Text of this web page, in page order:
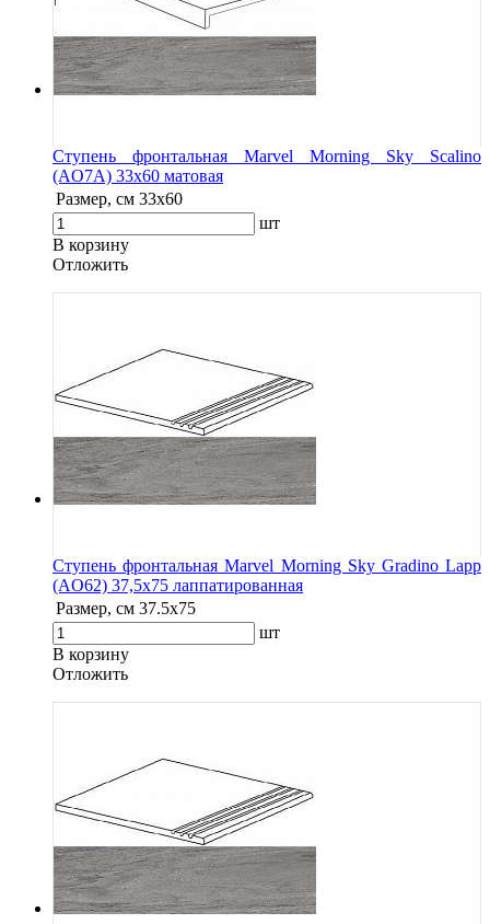
Ступень фронтальная Marvel Morning Sky Scalino
(AO7A) 33x60 матовая
Размер, см 33x60
шт
В корзину
Oтложить
Ступень фронтальная Marvel Morning Sky Gradino Lapp
(AO62) 37,5x75 лаппатированная
Размер, см 37.5x75
шт
В корзину
Oтложить